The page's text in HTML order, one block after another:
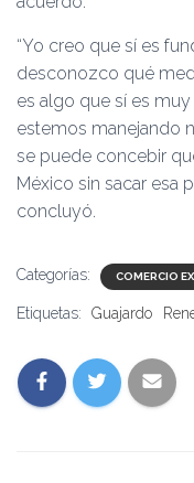
“Yo creo que sí es
desconozco qué
es algo que sí es
estemos manejando
se puede concebir
México sin sacar esa
concluyó.
Categorías: COMERCIO
Etiquetas: Guajardo